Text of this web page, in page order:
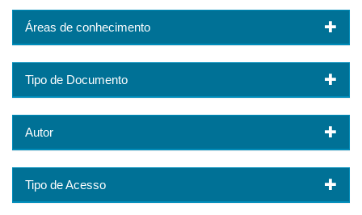
Áreas de conhecimento
Tipo de Documento
Autor
Tipo de Acesso